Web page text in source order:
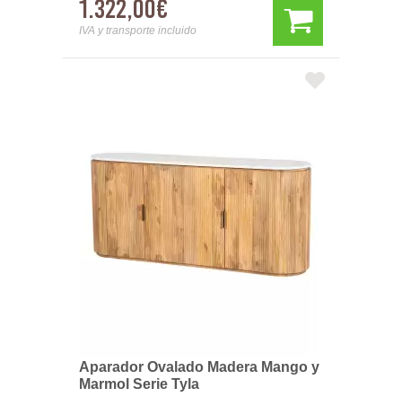
1.322,00€
IVA y transporte incluido
Aparador Ovalado Madera Mango y
Marmol Serie Tyla